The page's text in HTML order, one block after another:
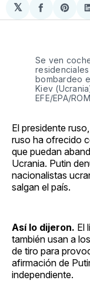
𝕏
en
on
Se ven
bombardeo
Kiev
EFE/EPA/
El presidente
ruso ha ofrecido
que puedan
Ucrania. Putin
nacionalistas
salgan el país.
Así lo dijeron. El
también usan a
de tiro para
afirmación de
independiente.